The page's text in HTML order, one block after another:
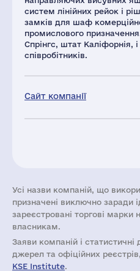
систем лінійних рейок і
замків для шаф
промислового
Спрінгс, штат Каліфорнія,
співробітників.
Сайт компанії
Усі назви компаній, що
призначені виключно заради
зареєстровані торгові марки
власникам.
Заяви компаній i статистичні
джерел та офіційних
KSE Institute.